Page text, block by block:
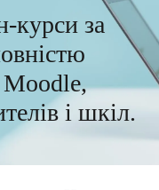
курси за
Moodle,
і шкіл.